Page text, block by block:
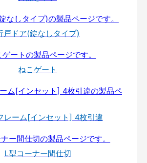
戸ドア(錠なしタイプ)
ねこゲート
レーム[インセット] 4枚引違
L型コーナー間仕切